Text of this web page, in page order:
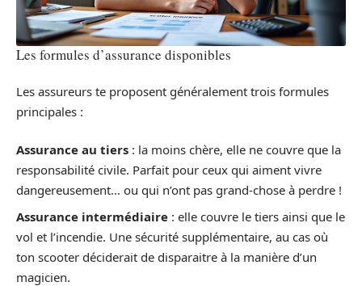
Les formules d’assurance disponibles
Les assureurs te proposent généralement trois formules
principales :
Assurance au tiers : la moins chère, elle ne couvre que la
responsabilité civile. Parfait pour ceux qui aiment vivre
dangereusement… ou qui n’ont pas grand-chose à perdre !
Assurance intermédiaire : elle couvre le tiers ainsi que le
vol et l’incendie. Une sécurité supplémentaire, au cas où
ton scooter déciderait de disparaitre à la manière d’un
magicien.